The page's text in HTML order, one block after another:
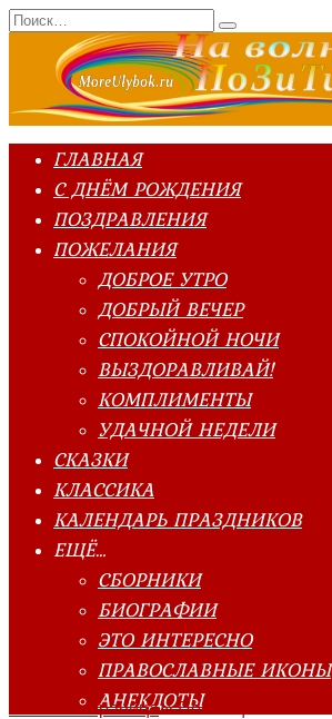
Перейти
к
содержанию
Search
for:
ГЛАВНАЯ
С ДНЁМ РОЖДЕНИЯ
ПОЗДРАВЛЕНИЯ
ПОЖЕЛАНИЯ
ДОБРОЕ УТРО
ДОБРЫЙ ВЕЧЕР
СПОКОЙНОЙ НОЧИ
ВЫЗДОРАВЛИВАЙ!
КОМПЛИМЕНТЫ
УДАЧНОЙ НЕДЕЛИ
СКАЗКИ
КЛАССИКА
КАЛЕНДАРЬ ПРАЗДНИКОВ
ЕЩЁ…
СБОРНИКИ
БИОГРАФИИ
ЭТО ИНТЕРЕСНО
ПРАВОСЛАВНЫЕ ИКОНЫ
АНЕКДОТЫ
Главная страница»Посвящение